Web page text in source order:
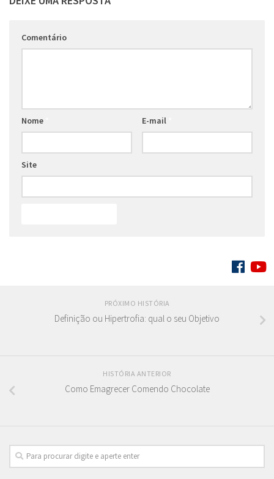
Comentário
Nome E-mail
Site
PRÓXIMO HISTÓRIA
Definição ou Hipertrofia: qual o seu Objetivo
HISTÓRIA ANTERIOR
Como Emagrecer Comendo Chocolate